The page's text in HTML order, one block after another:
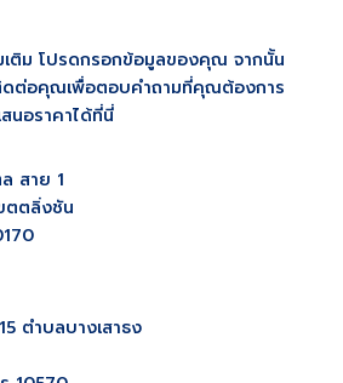
ติม โปรดกรอกข้อมูลของคุณ จากนั้น
ติดต่อคุณเพื่อตอบคำถามที่คุณต้องการ
นอราคาได้ที่นี่
สาย 1
ตตลิ่งชัน
ตำบลบางเสาธง